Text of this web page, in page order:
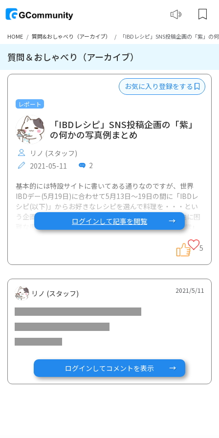
HOME 質問&おしゃべり（アーカイブ） 「IBDレシピ」SNS投稿企画の「紫」の
質問＆おしゃべり（アーカイブ）
レポート
お気に入り登録をする
「IBDレシピ」SNS投稿企画の「紫」
の何かの写真例まとめ
リノ (スタッフ)
2021-05-11
2
基本的には特設サイトに書いてある通りなのですが、世界
IBDデー(5月19日)に合わせて5月13日〜19日の間に「IBDレ
シピ(以下)」からお好きなレシピを選んで料理を・・・とい
う企画なのですが、指定レシピの調理が体調などを理由に困
難な患者様におかれましては、「IBDカラー」である「紫」
(企業名、製品名、薬剤名などが記載されたも
の、医薬品そのものやパッケージの写真を除く)と「#IBDデ
ーレシピ」とハッシュタグをつけての投稿及びプレゼントへ
の応募も可能とします。
ということで、紫色の写真を投稿したいけれど・・・と思っ
ているみなさんに、少しでも参考になればと思い、写真例を
まとめてみました😊
お花やタオル、文房具、野菜、フルーツなどなど、企業名や
製品名、薬剤名が記載されてないものであれば何でも大丈夫
です🙆‍♀️
ログインして記事を閲覧
5
リノ (スタッフ) 2021/5/11
ログインしてコメントを表示